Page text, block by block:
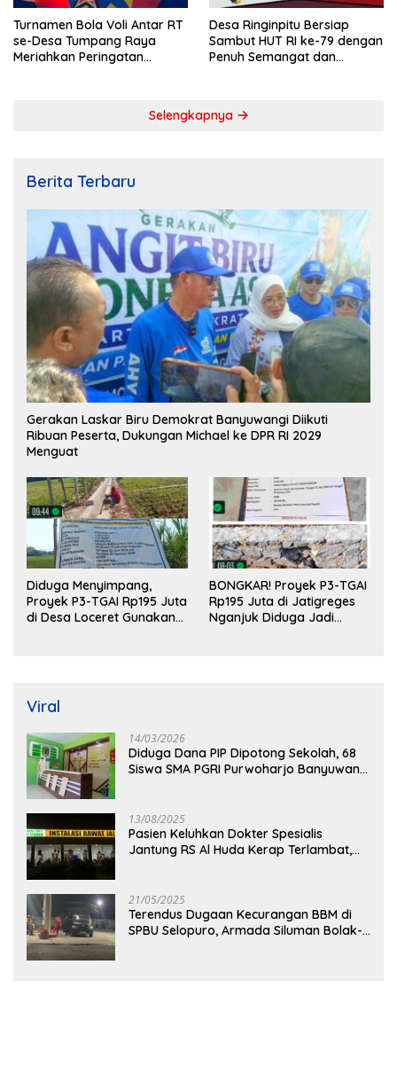
Turnamen Bola Voli Antar RT
se-Desa Tumpang Raya
Meriahkan Peringatan
Desa Ringinpitu Bersiap
Sambut HUT RI ke-79 dengan
Penuh Semangat dan
Selengkapnya
Berita Terbaru
Gerakan Laskar Biru Demokrat Banyuwangi Diikuti
Ribuan Peserta, Dukungan Michael ke DPR RI 2029
Menguat
Diduga Menyimpang,
Proyek P3-TGAI Rp195 Juta
di Desa Loceret Gunakan
BONGKAR! Proyek P3-TGAI
Rp195 Juta di Jatigreges
Nganjuk Diduga Jadi
Viral
14/03/2026
Diduga Dana PIP Dipotong Sekolah, 68
Siswa SMA PGRI Purwoharjo Banyuwangi
13/08/2025
Pasien Keluhkan Dokter Spesialis
Jantung RS Al Huda Kerap Terlambat,
21/05/2025
Terendus Dugaan Kecurangan BBM di
SPBU Selopuro, Armada Siluman Bolak-